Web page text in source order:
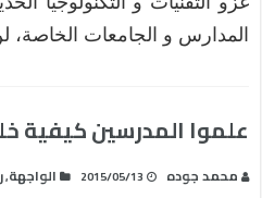
المدارس و الجامعات الخاصة،
علموا المدرسين كيفية
محمد جوده 2015/05/13 الواجهة,